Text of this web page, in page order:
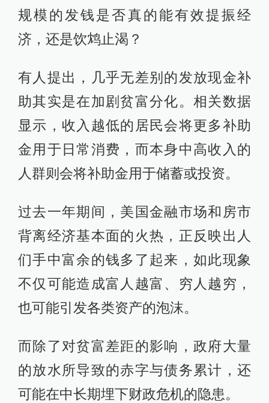
规模的发钱是否真的能有效提振经
济，还是饮鸩止渴？
有人提出，几乎无差别的发放现金补
助其实是在加剧贫富分化。相关数据
显示，收入越低的居民会将更多补助
金用于日常消费，而本身中高收入的
人群则会将补助金用于储蓄或投资。
过去一年期间，美国金融市场和房市
背离经济基本面的火热，正反映出人
们手中富余的钱多了起来，如此现象
不仅可能造成富人越富、穷人越穷，
也可能引发各类资产的泡沫。
而除了对贫富差距的影响，政府大量
的放水所导致的赤字与债务累计，还
可能在中长期埋下财政危机的隐患。